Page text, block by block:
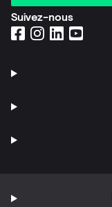
Suivez-nous